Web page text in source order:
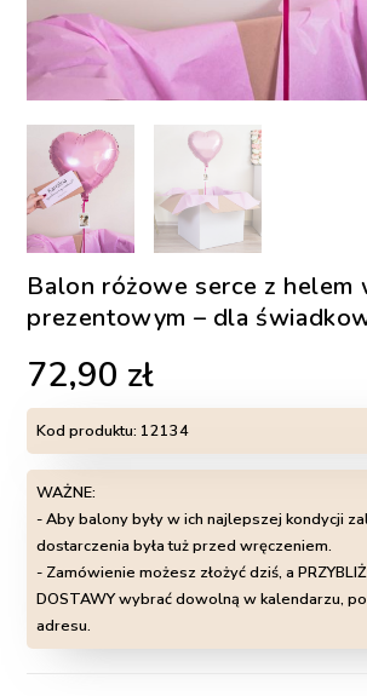
Balon różowe serce z helem
prezentowym – dla
72,90 zł
Kod produktu: 12134
WAŻNE:
- Aby balony były w ich najlepszej kondycji
dostarczenia była tuż przed wręczeniem.
- Zamówienie możesz złożyć dziś, a
DOSTAWY wybrać dowolną w kalendarzu,
adresu.